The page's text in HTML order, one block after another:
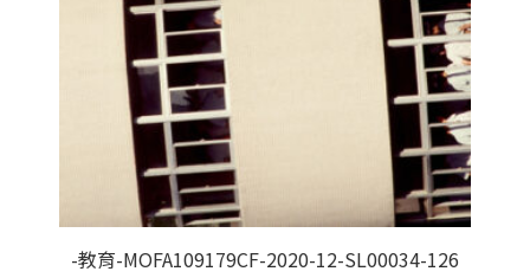
-教育-MOFA109179CF-2020-12-SL00034-126